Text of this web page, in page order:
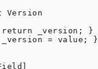
Version
_version; }
= value; }